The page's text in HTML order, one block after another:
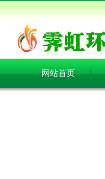
网站首页